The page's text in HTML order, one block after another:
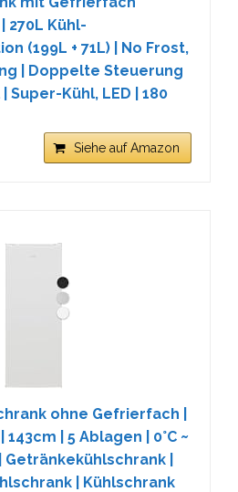
| 270L Kühl-
(199L + 71L) | No Frost,
| Doppelte Steuerung
Super-Kühl, LED | 180
Siehe auf Amazon
ohne Gefrierfach |
| 5 Ablagen | 0°C ~
Getränkekühlschrank |
| Kühlschrank